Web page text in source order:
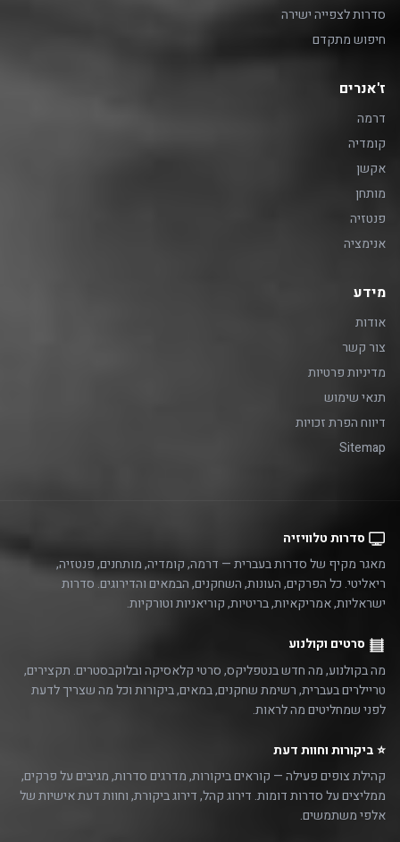
סדרות לצפייה ישירה
חיפוש מתקדם
ז'אנרים
דרמה
קומדיה
אקשן
מותחן
פנטזיה
אנימציה
מידע
אודות
צור קשר
מדיניות פרטיות
תנאי שימוש
דיווח הפרת זכויות
Sitemap
סדרות טלוויזיה
מאגר מקיף של סדרות בעברית — דרמה, קומדיה, מותחנים, פנטזיה,
ריאליטי. כל הפרקים, העונות, השחקנים, הבמאים והדירוגים. סדרות
ישראליות, אמריקאיות, בריטיות, קוריאניות וטורקיות.
סרטים וקולנוע
מה בקולנוע, מה חדש בנטפליקס, סרטי קלאסיקה ובלוקבסטרים. תקצירים,
טריילרים בעברית, רשימת שחקנים, במאים, ביקורות וכל מה שצריך לדעת
לפני שמחליטים מה לראות.
⭐ ביקורות וחוות דעת
קהילת צופים פעילה — קוראים ביקורות, מדרגים סדרות, מגיבים על פרקים,
ממליצים על סדרות דומות. דירוג קהל, דירוג ביקורת, וחוות דעת אישיות של
אלפי משתמשים.